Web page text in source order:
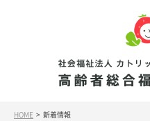
HOME > 新着情報